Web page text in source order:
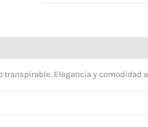
Elegancia y comodidad